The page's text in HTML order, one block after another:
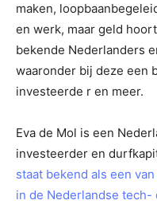
maken,
en werk, maar geld
bekende Nederlanders
waaronder bij deze een
investeerde r en meer.
Eva de Mol is een
investeerder en
staat bekend als een
in de Nederlandse